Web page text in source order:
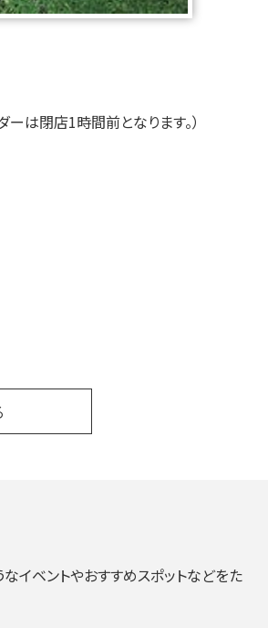
は閉店1時間前となります。）
イベントやおすすめスポットなどをた